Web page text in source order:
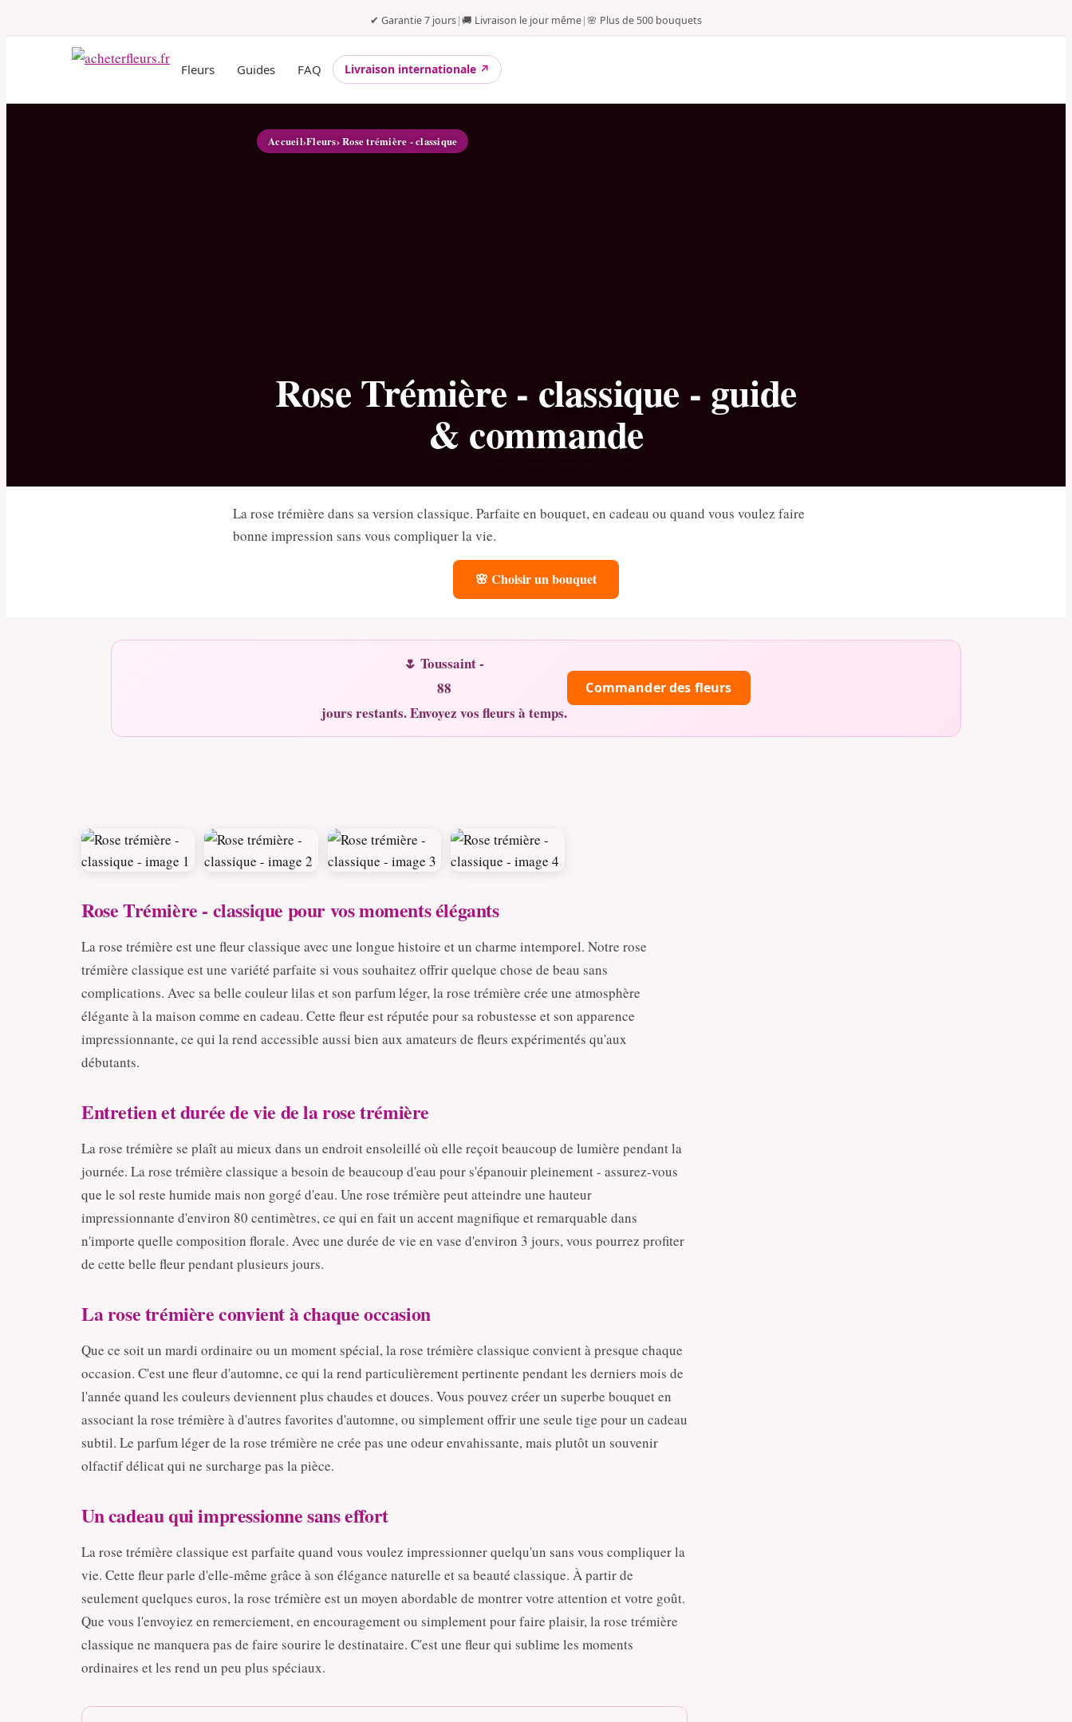
✔ Garantie 7 jours|🚚 Livraison le jour même|🌸 Plus de 500 bouquets
Fleurs Guides FAQ Livraison internationale ↗
Accueil›Fleurs› Rose trémière - classique
Rose Trémière - classique - guide
& commande
La rose trémière dans sa version classique. Parfaite en bouquet, en cadeau ou quand vous voulez faire
bonne impression sans vous compliquer la vie.
🌸 Choisir un bouquet
🌷 Toussaint -
88
jours restants. Envoyez vos fleurs à temps.
Commander des fleurs
Rose Trémière - classique pour vos moments élégants
La rose trémière est une fleur classique avec une longue histoire et un charme intemporel. Notre rose
trémière classique est une variété parfaite si vous souhaitez offrir quelque chose de beau sans
complications. Avec sa belle couleur lilas et son parfum léger, la rose trémière crée une atmosphère
élégante à la maison comme en cadeau. Cette fleur est réputée pour sa robustesse et son apparence
impressionnante, ce qui la rend accessible aussi bien aux amateurs de fleurs expérimentés qu'aux
débutants.
Entretien et durée de vie de la rose trémière
La rose trémière se plaît au mieux dans un endroit ensoleillé où elle reçoit beaucoup de lumière pendant la
journée. La rose trémière classique a besoin de beaucoup d'eau pour s'épanouir pleinement - assurez-vous
que le sol reste humide mais non gorgé d'eau. Une rose trémière peut atteindre une hauteur
impressionnante d'environ 80 centimètres, ce qui en fait un accent magnifique et remarquable dans
n'importe quelle composition florale. Avec une durée de vie en vase d'environ 3 jours, vous pourrez profiter
de cette belle fleur pendant plusieurs jours.
La rose trémière convient à chaque occasion
Que ce soit un mardi ordinaire ou un moment spécial, la rose trémière classique convient à presque chaque
occasion. C'est une fleur d'automne, ce qui la rend particulièrement pertinente pendant les derniers mois de
l'année quand les couleurs deviennent plus chaudes et douces. Vous pouvez créer un superbe bouquet en
associant la rose trémière à d'autres favorites d'automne, ou simplement offrir une seule tige pour un cadeau
subtil. Le parfum léger de la rose trémière ne crée pas une odeur envahissante, mais plutôt un souvenir
olfactif délicat qui ne surcharge pas la pièce.
Un cadeau qui impressionne sans effort
La rose trémière classique est parfaite quand vous voulez impressionner quelqu'un sans vous compliquer la
vie. Cette fleur parle d'elle-même grâce à son élégance naturelle et sa beauté classique. À partir de
seulement quelques euros, la rose trémière est un moyen abordable de montrer votre attention et votre goût.
Que vous l'envoyiez en remerciement, en encouragement ou simplement pour faire plaisir, la rose trémière
classique ne manquera pas de faire sourire le destinataire. C'est une fleur qui sublime les moments
ordinaires et les rend un peu plus spéciaux.